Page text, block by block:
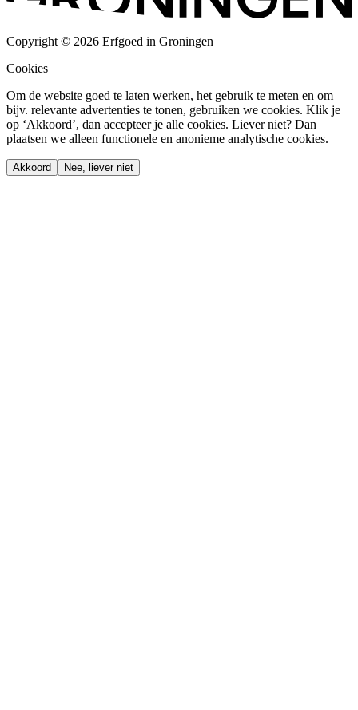
Copyright © 2026 Erfgoed in Groningen
Cookies
Om de website goed te laten werken, het gebruik te meten en om
bijv. relevante advertenties te tonen, gebruiken we cookies. Klik je
op ‘Akkoord’, dan accepteer je alle cookies. Liever niet? Dan
plaatsen we alleen functionele en anonieme analytische cookies.
Akkoord Nee, liever niet